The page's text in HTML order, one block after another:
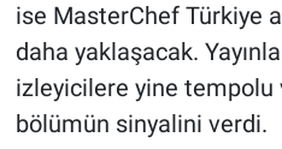
ise MasterChef Türkiye
daha yaklaşacak.
izleyicilere yine
bölümün sinyalini verdi.